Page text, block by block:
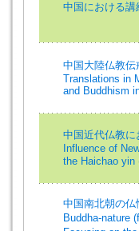
中国における
中国大陸仏教
Translations in
and Buddhism
中国近代仏教
Influence of
the Haichao yin
中国南北朝の
Buddha-nature